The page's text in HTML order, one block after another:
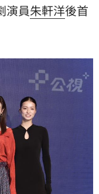
演員朱軒洋後首